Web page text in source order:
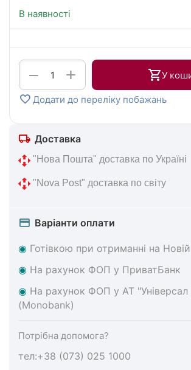
В наявності
+
− У
Додати до переліку побажань
Доставка
"Нова Пошта" доставка по Україні
"Nova Post" доставка по світу
Варіанти оплати
◉ Готівкою при отриманні на
◉ На рахунок ФОП у ПриватБанк
◉ На рахунок ФОП у АТ "Універсал
(Monobank)
Потрібна допомога?
тел:+38 (073) 025 1000